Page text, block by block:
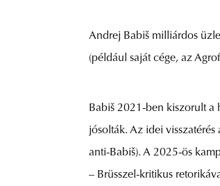
Andrej Babiš milliárdos
(például saját cége, az
Babiš 2021-ben kiszorult a
jósolták. Az idei
anti-Babiš). A 2025-ös
– Brüsszel-kritikus